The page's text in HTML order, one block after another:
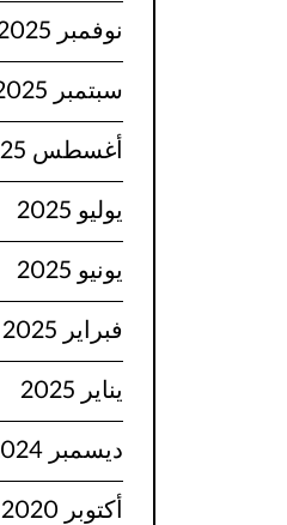
نوفمبر 2025
سبتمبر 2025
أغسطس 2025
يوليو 2025
يونيو 2025
فبراير 2025
يناير 2025
ديسمبر 2024
أكتوبر 2020